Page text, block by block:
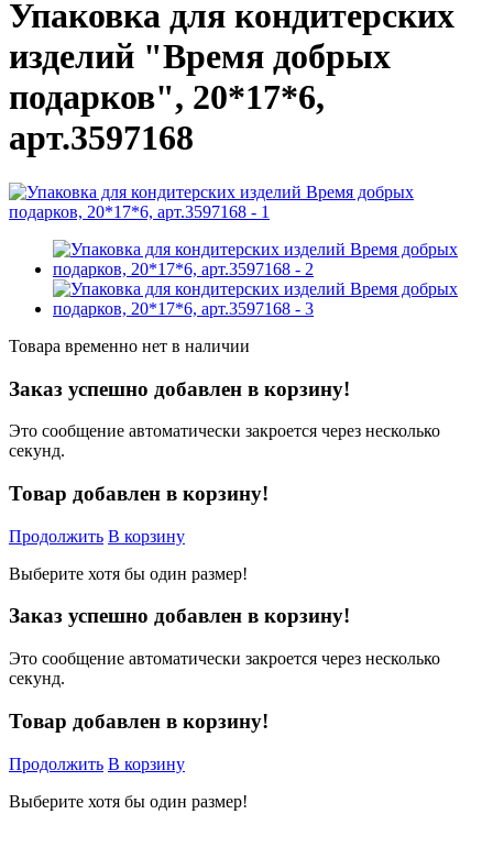
Упаковка для кондитерских
изделий "Время добрых
подарков", 20*17*6,
арт.3597168
Товара временно нет в наличии
Заказ успешно добавлен в корзину!
Это сообщение автоматически закроется через несколько
секунд.
Товар добавлен в корзину!
Продолжить В корзину
Выберите хотя бы один размер!
Заказ успешно добавлен в корзину!
Это сообщение автоматически закроется через несколько
секунд.
Товар добавлен в корзину!
Продолжить В корзину
Выберите хотя бы один размер!